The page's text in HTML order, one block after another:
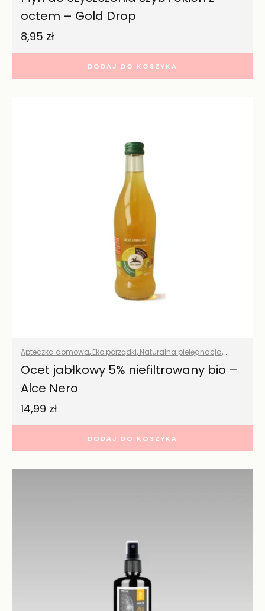
octem – Gold Drop
8,95 zł
DODAJ DO KOSZYKA
Apteczka domowa, Eko porządki, Naturalna pielęgnacja,
Naturalne suplementy Pielęgnacja włosów ,Pranie Przyprawy i
Środki czystości ,Suplementacja podstawowa
Wszystkie produkty
Ocet jabłkowy 5% niefiltrowany bio –
Alce Nero
14,99 zł
DODAJ DO KOSZYKA